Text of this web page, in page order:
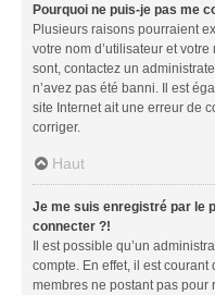
Pourquoi ne puis-je pas me
Plusieurs raisons pourraient
votre nom d’utilisateur et
sont, contactez un
n’avez pas été banni. Il est
site Internet ait une erreur de
corriger.
Haut
Je me suis enregistré par le
connecter ?!
Il est possible qu’un
compte. En effet, il est
membres ne postant pas